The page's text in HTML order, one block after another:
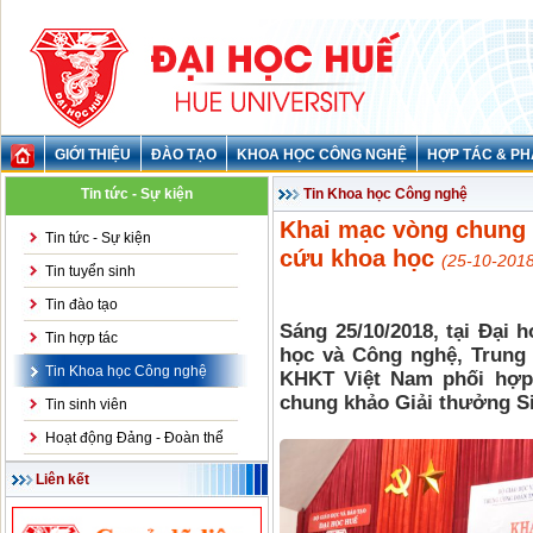
GIỚI THIỆU ĐÀO TẠO KHOA HỌC CÔNG NGHỆ HỢP TÁC &
Tin tức - Sự kiện
Tin tức - Sự kiện
Tin tuyển sinh
Tin đào tạo
Tin hợp tác
Tin Khoa học Công nghệ
Tin sinh viên
Hoạt động Đảng - Đoàn thể
Liên kết
Tin Khoa học Công nghệ
Khai mạc vòng
cứu khoa học (25-10-
Sáng 25/10/2018, tại Đại
học và Công nghệ,
KHKT Việt Nam phối
chung khảo Giải thưởng